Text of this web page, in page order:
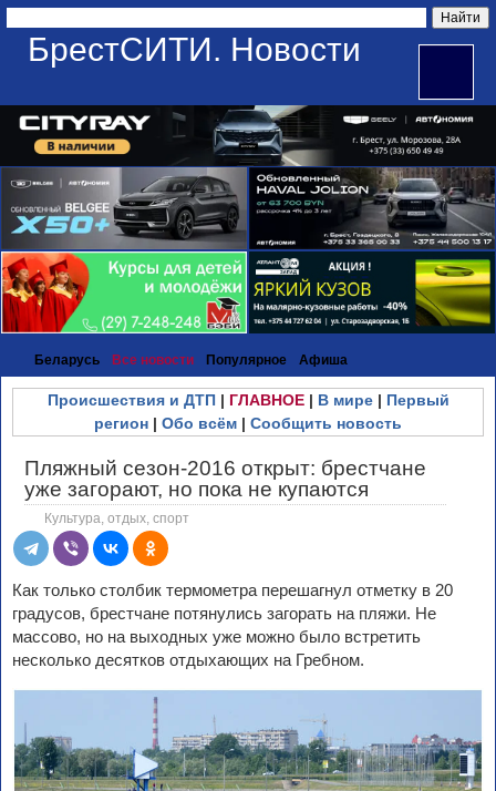
БрестСИТИ. Новости
Беларусь Все новости Популярное Афиша
Происшествия и ДТП| ГЛАВНОЕ| В мире| Первый
регион | Обо всём | Сообщить новость
Пляжный сезон-2016 открыт: брестчане
уже загорают, но пока не купаются
Культура, отдых, спорт
Как только столбик термометра перешагнул отметку в 20
градусов, брестчане потянулись загорать на пляжи. Не
массово, но на выходных уже можно было встретить
несколько десятков отдыхающих на Гребном.